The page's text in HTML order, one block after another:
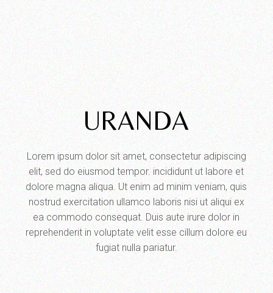
URANDA
Lorem ipsum dolor sit amet, consectetur adipiscing
elit, sed do eiusmod tempor. incididunt ut labore et
dolore magna aliqua. Ut enim ad minim veniam, quis
nostrud exercitation ullamco laboris nisi ut aliqui ex
ea commodo consequat. Duis aute irure dolor in
reprehenderit in voluptate velit esse cillum dolore eu
fugiat nulla pariatur.